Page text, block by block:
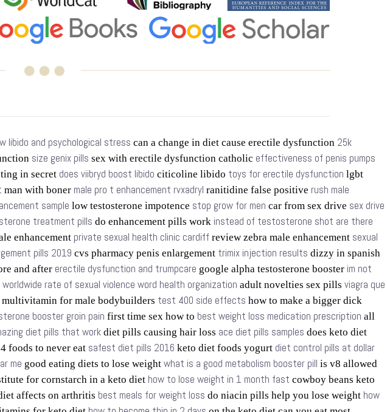
libido and psychological stress can a change in diet cause erectile dysfunction 25k
size genix pills sex with erectile dysfunction catholic effectiveness of penis pumps
in secret does viibryd boost libido citicoline libido toys for erectile dysfunction lgbt
man with boner male pro t enhancement rvxadryl ranitidine false positive rush male
sample low testosterone impotence stop grow for men car from sex drive sex drive
treatment pills do enhancement pills work instead of testosterone shot are there
enhancement private sexual health clinic cardiff review zebra male enhancement sexual
pills 2019 cvs pharmacy penis enlargement trimix injection results dizzy in spanish
and after erectile dysfunction and trumpcare google alpha testosterone booster im not
worldwide rate of sexual violence word health organization adult novelties sex pills viagra que
multivitamin for male bodybuilders test 400 side effects how to make a bigger dick
booster groin pain first time sex how to best weight loss medication prescription all
diet pills that work diet pills causing hair loss ace diet pills samples does keto diet
foods to never eat safest diet pills 2016 keto diet foods yogurt diet control pills at dollar
me good eating diets to lose weight what is a good metabolism booster pill is v8 allowed
for cornstarch in a keto diet how to lose weight in 1 month fast cowboy beans keto
affects on arthritis best meals for weight loss do niacin pills help you lose weight how